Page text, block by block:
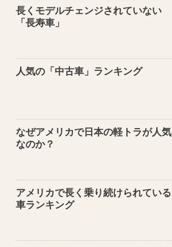
長くモデルチェンジされていない
「長寿車」
人気の「中古車」ランキング
なぜアメリカで日本の軽トラが人気
なのか？
アメリカで長く乗り続けられている
車ランキング